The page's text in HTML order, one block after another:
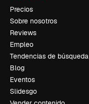
Precios
Sobre nosotros
Reviews
Empleo
Tendencias de búsqueda
Blog
Eventos
Slidesgo